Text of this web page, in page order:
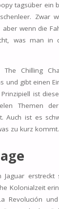
tagsüber ein
Zwar
aber wenn die
was man in
The Chilling
und gibt einen
Prinzipiell ist
Themen
Auch ist es
zu kurz kommt.
Jaguar
Kolonialzeit
Revolución